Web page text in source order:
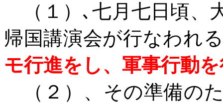
（１）､七月七日頃、
帰国講演会が行なわれ
モ行進をし、軍事行動
（２）、その準備の